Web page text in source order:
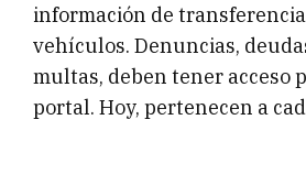
información de
vehículos. Denuncias,
multas, deben tener acceso
portal. Hoy, pertenecen a